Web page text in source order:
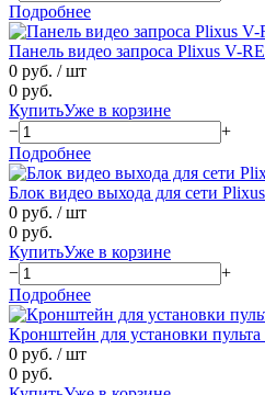
Подробнее
Панель видео запроса Plixus V-
0 руб. / шт
0 руб.
КупитьУже в корзине
−
+
Подробнее
Блок видео выхода для сети
0 руб. / шт
0 руб.
КупитьУже в корзине
−
+
Подробнее
Кронштейн для установки
0 руб. / шт
0 руб.